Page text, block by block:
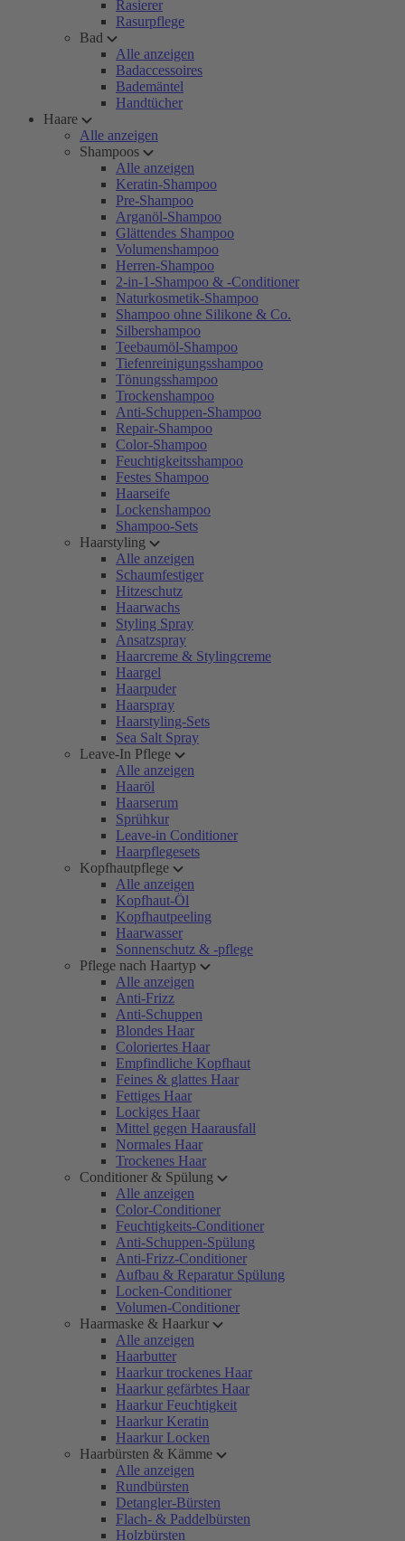
Rasierer
Rasurpflege
Bad
Alle anzeigen
Badaccessoires
Bademäntel
Handtücher
Haare
Alle anzeigen
Shampoos
Alle anzeigen
Keratin-Shampoo
Pre-Shampoo
Arganöl-Shampoo
Glättendes Shampoo
Volumenshampoo
Herren-Shampoo
2-in-1-Shampoo & -Conditioner
Naturkosmetik-Shampoo
Shampoo ohne Silikone & Co.
Silbershampoo
Teebaumöl-Shampoo
Tiefenreinigungsshampoo
Tönungsshampoo
Trockenshampoo
Anti-Schuppen-Shampoo
Repair-Shampoo
Color-Shampoo
Feuchtigkeitsshampoo
Festes Shampoo
Haarseife
Lockenshampoo
Shampoo-Sets
Haarstyling
Alle anzeigen
Schaumfestiger
Hitzeschutz
Haarwachs
Styling Spray
Ansatzspray
Haarcreme & Stylingcreme
Haargel
Haarpuder
Haarspray
Haarstyling-Sets
Sea Salt Spray
Leave-In Pflege
Alle anzeigen
Haaröl
Haarserum
Sprühkur
Leave-in Conditioner
Haarpflegesets
Kopfhautpflege
Alle anzeigen
Kopfhaut-Öl
Kopfhautpeeling
Haarwasser
Sonnenschutz & -pflege
Pflege nach Haartyp
Alle anzeigen
Anti-Frizz
Anti-Schuppen
Blondes Haar
Coloriertes Haar
Empfindliche Kopfhaut
Feines & glattes Haar
Fettiges Haar
Lockiges Haar
Mittel gegen Haarausfall
Normales Haar
Trockenes Haar
Conditioner & Spülung
Alle anzeigen
Color-Conditioner
Feuchtigkeits-Conditioner
Anti-Schuppen-Spülung
Anti-Frizz-Conditioner
Aufbau & Reparatur Spülung
Locken-Conditioner
Volumen-Conditioner
Haarmaske & Haarkur
Alle anzeigen
Haarbutter
Haarkur trockenes Haar
Haarkur gefärbtes Haar
Haarkur Feuchtigkeit
Haarkur Keratin
Haarkur Locken
Haarbürsten & Kämme
Alle anzeigen
Rundbürsten
Detangler-Bürsten
Flach- & Paddelbürsten
Holzbürsten